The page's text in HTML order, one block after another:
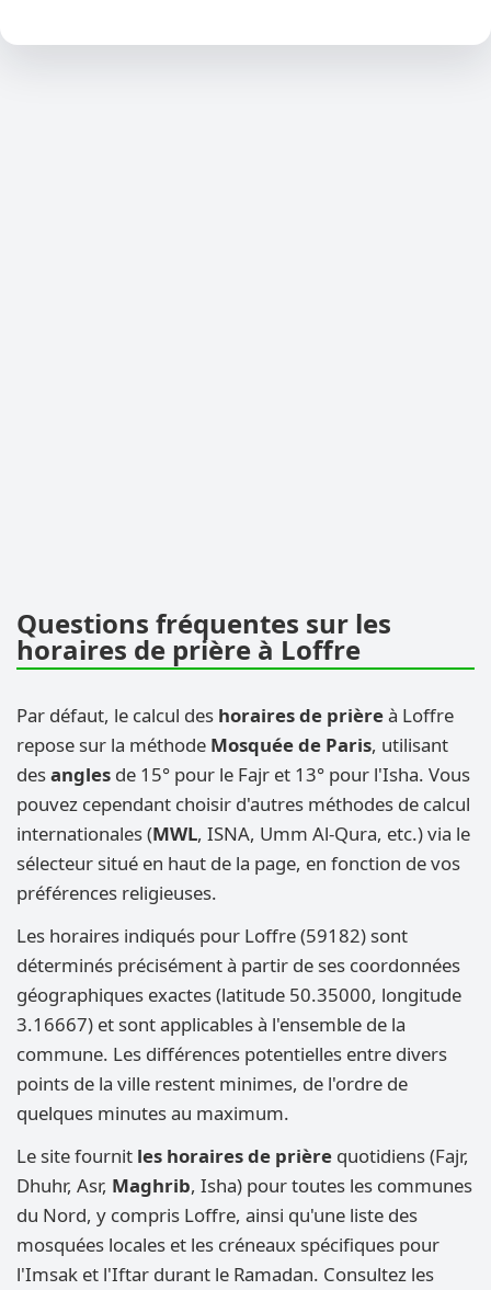
Questions fréquentes sur les
horaires de prière à Loffre
Par défaut, le calcul des horaires de prièreà Loffre
repose sur la méthode Mosquée de Paris, utilisant
desangles de 15° pour le Fajr et 13° pour l'Isha. Vous
pouvez cependant choisir d'autres méthodes de calcul
internationales (MWL, ISNA, Umm Al-Qura, etc.) via le
sélecteur situé en haut de la page, en fonction de vos
préférences religieuses.
Les horaires indiqués pour Loffre (59182) sont
déterminés précisément à partir de ses coordonnées
géographiques exactes (latitude 50.35000, longitude
3.16667) et sont applicables à l'ensemble de la
commune. Les différences potentielles entre divers
points de la ville restent minimes, de l'ordre de
quelques minutes au maximum.
Le site fournit les horaires de prière quotidiens (Fajr,
Dhuhr, Asr, Maghrib, Isha) pour toutes les communes
du Nord, y compris Loffre, ainsi qu'une liste des
mosquées locales et les créneaux spécifiques pour
l'Imsak et l'Iftar durant le Ramadan. Consultez les